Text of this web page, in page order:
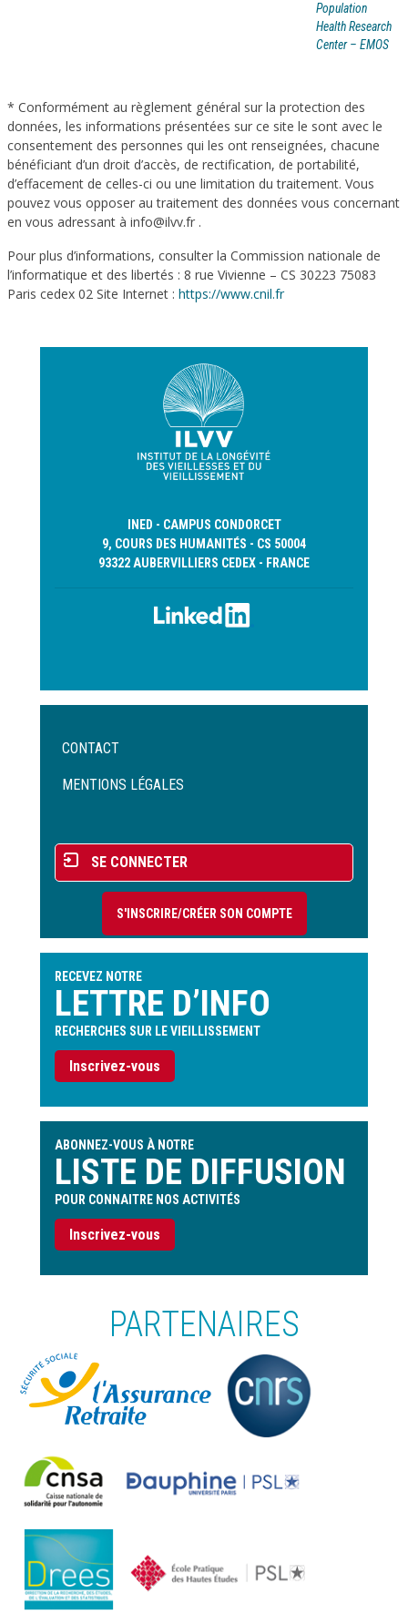
Population
Health Research
Center – EMOS
* Conformément au règlement général sur la protection des
données, les informations présentées sur ce site le sont avec le
consentement des personnes qui les ont renseignées, chacune
bénéficiant d’un droit d’accès, de rectification, de portabilité,
d’effacement de celles-ci ou une limitation du traitement. Vous
pouvez vous opposer au traitement des données vous concernant
en vous adressant à info@ilvv.fr .
Pour plus d’informations, consulter la Commission nationale de
l’informatique et des libertés : 8 rue Vivienne – CS 30223 75083
Paris cedex 02 Site Internet : https://www.cnil.fr
INED - CAMPUS CONDORCET
9, COURS DES HUMANITÉS - CS 50004
93322 AUBERVILLIERS CEDEX - FRANCE
Menu
de
CONTACT
MENTIONS LÉGALES
Menu
du
compte
l'utilisateur
SE CONNECTER
S'INSCRIRE/CRÉER SON COMPTE
RECEVEZ NOTRE
LETTRE D’INFO
RECHERCHES SUR LE VIEILLISSEMENT
Inscrivez-vous
ABONNEZ-VOUS À NOTRE
LISTE DE DIFFUSION
POUR CONNAITRE NOS ACTIVITÉS
Inscrivez-vous
PARTENAIRES